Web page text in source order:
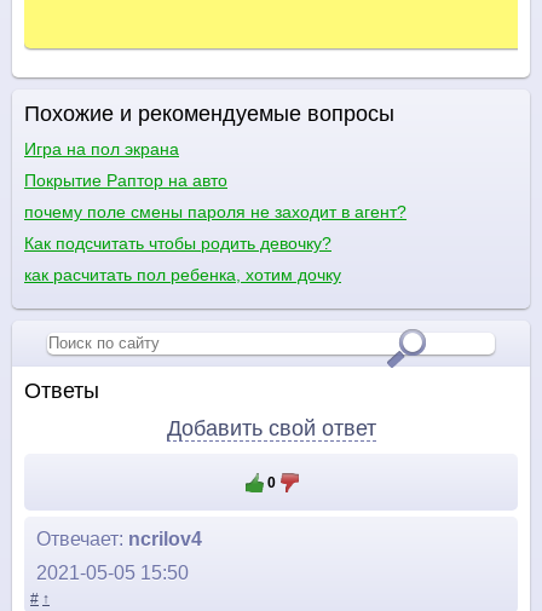
Похожие и рекомендуемые вопросы
Игра на пол экрана
Покрытие Раптор на авто
почему поле смены пароля не заходит в агент?
Как подсчитать чтобы родить девочку?
как расчитать пол ребенка, хотим дочку
Ответы
Добавить свой ответ
0
Отвечает: ncrilov4
2021-05-05 15:50
# ↑